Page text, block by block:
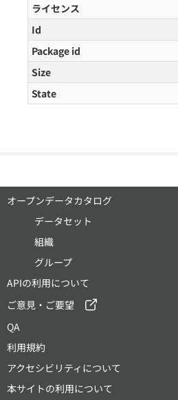
ライセンス
Id
Package id
Size
State
オープンデータカタログ
データセット
組織
グループ
APIの利用について
ご意見・ご要望
QA
利用規約
アクセシビリティについて
本サイトの利用について